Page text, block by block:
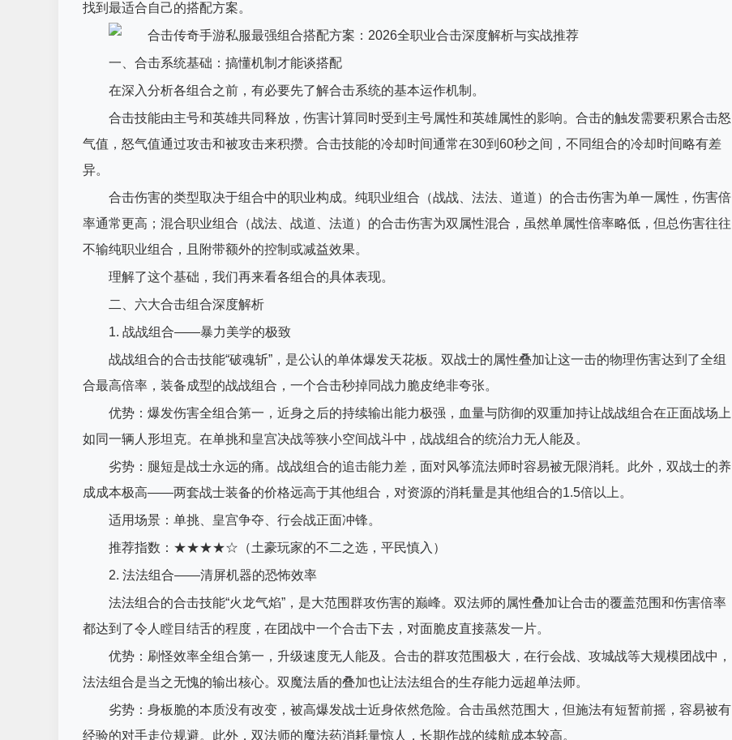
找到最适合自己的搭配方案。
一、合击系统基础：搞懂机制才能谈搭配
在深入分析各组合之前，有必要先了解合击系统的基本运作机制。
合击技能由主号和英雄共同释放，伤害计算同时受到主号属性和英雄属性的影响。合击的触发需要积累合击怒
气值，怒气值通过攻击和被攻击来积攒。合击技能的冷却时间通常在30到60秒之间，不同组合的冷却时间略有差
异。
合击伤害的类型取决于组合中的职业构成。纯职业组合（战战、法法、道道）的合击伤害为单一属性，伤害倍
率通常更高；混合职业组合（战法、战道、法道）的合击伤害为双属性混合，虽然单属性倍率略低，但总伤害往往
不输纯职业组合，且附带额外的控制或减益效果。
理解了这个基础，我们再来看各组合的具体表现。
二、六大合击组合深度解析
1. 战战组合——暴力美学的极致
战战组合的合击技能“破魂斩”，是公认的单体爆发天花板。双战士的属性叠加让这一击的物理伤害达到了全组
合最高倍率，装备成型的战战组合，一个合击秒掉同战力脆皮绝非夸张。
优势：爆发伤害全组合第一，近身之后的持续输出能力极强，血量与防御的双重加持让战战组合在正面战场上
如同一辆人形坦克。在单挑和皇宫决战等狭小空间战斗中，战战组合的统治力无人能及。
劣势：腿短是战士永远的痛。战战组合的追击能力差，面对风筝流法师时容易被无限消耗。此外，双战士的养
成成本极高——两套战士装备的价格远高于其他组合，对资源的消耗量是其他组合的1.5倍以上。
适用场景：单挑、皇宫争夺、行会战正面冲锋。
推荐指数：★★★★☆（土豪玩家的不二之选，平民慎入）
2. 法法组合——清屏机器的恐怖效率
法法组合的合击技能“火龙气焰”，是大范围群攻伤害的巅峰。双法师的属性叠加让合击的覆盖范围和伤害倍率
都达到了令人瞠目结舌的程度，在团战中一个合击下去，对面脆皮直接蒸发一片。
优势：刷怪效率全组合第一，升级速度无人能及。合击的群攻范围极大，在行会战、攻城战等大规模团战中，
法法组合是当之无愧的输出核心。双魔法盾的叠加也让法法组合的生存能力远超单法师。
劣势：身板脆的本质没有改变，被高爆发战士近身依然危险。合击虽然范围大，但施法有短暂前摇，容易被有
经验的对手走位规避。此外，双法师的魔法药消耗量惊人，长期作战的续航成本较高。